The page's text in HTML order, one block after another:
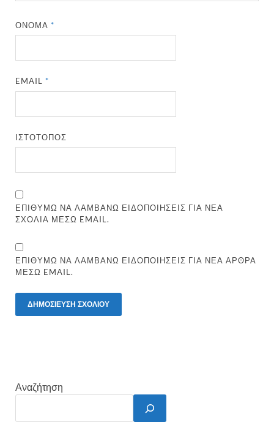
ΌΝΟΜΑ*
EMAIL*
ΙΣΤΌΤΟΠΟΣ
ΕΠΙΘΥΜΏ ΝΑ ΛΑΜΒΆΝΩ ΕΙΔΟΠΟΙΉΣΕΙΣ ΓΙΑ ΝΈΑ
ΣΧΌΛΙΑ ΜΈΣΩ EMAIL.
ΕΠΙΘΥΜΏ ΝΑ ΛΑΜΒΆΝΩ ΕΙΔΟΠΟΙΉΣΕΙΣ ΓΙΑ ΝΈΑ ΆΡΘΡΑ
ΜΈΣΩ EMAIL.
Αναζήτηση